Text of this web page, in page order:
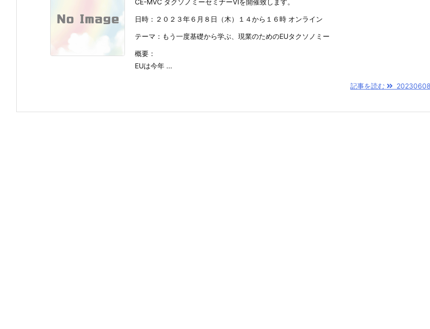
CE-MVC タクソノミーセミナーⅥを開催致します。
日時：２０２３年６月８日（木）１４から１６時 オンライン
テーマ：もう一度基礎から学ぶ、現業のためのEUタクソノミー
概要：
EUは今年 ...
記事を読む